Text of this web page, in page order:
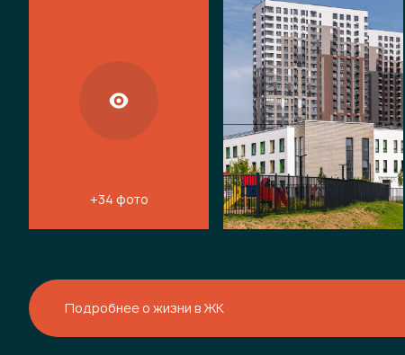
+34 фото
Подробнее о жизни в ЖК